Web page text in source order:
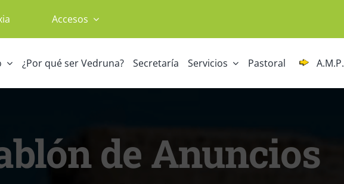
Accesos
¿Por qué ser Vedruna? Secretaría Servicios Pastoral
de Anuncios